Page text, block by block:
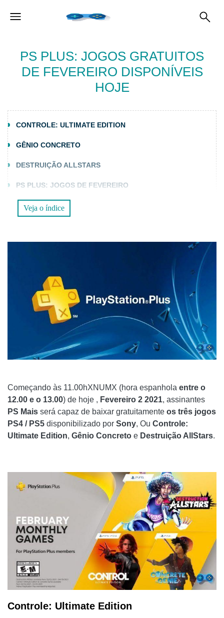
PS PLUS: JOGOS GRATUITOS
DE FEVEREIRO DISPONÍVEIS
HOJE
CONTROLE: ULTIMATE EDITION
GÊNIO CONCRETO
DESTRUIÇÃO ALLSTARS
PS PLUS: JOGOS DE FEVEREIRO
Veja o índice
Começando às 11.00hXNUMX (hora espanhola entre o
12.00 e o 13.00) de hoje , Fevereiro 2 2021, assinantes
PS Mais será capaz de baixar gratuitamente os três jogos
PS4 / PS5 disponibilizado por Sony, Ou Controle:
Ultimate Edition, Gênio Concreto e Destruição AllStars.
Controle: Ultimate Edition